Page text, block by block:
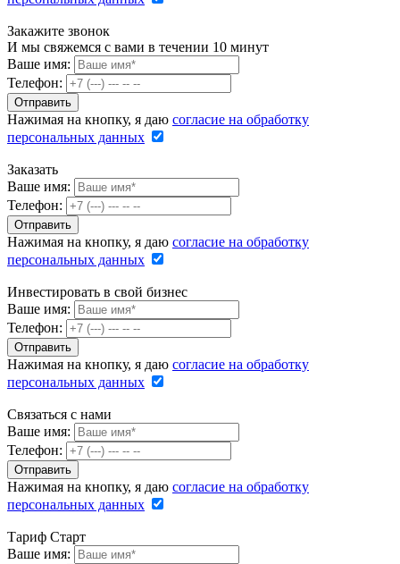
Закажите звонок
И мы свяжемся с вами в течении 10 минут
Ваше имя:
Телефон:
Нажимая на кнопку, я даю согласие на обработку
персональных данных
Заказать
Ваше имя:
Телефон:
Нажимая на кнопку, я даю согласие на обработку
персональных данных
Инвестировать в свой бизнес
Ваше имя:
Телефон:
Нажимая на кнопку, я даю согласие на обработку
персональных данных
Связаться с нами
Ваше имя:
Телефон:
Нажимая на кнопку, я даю согласие на обработку
персональных данных
Тариф Старт
Ваше имя: